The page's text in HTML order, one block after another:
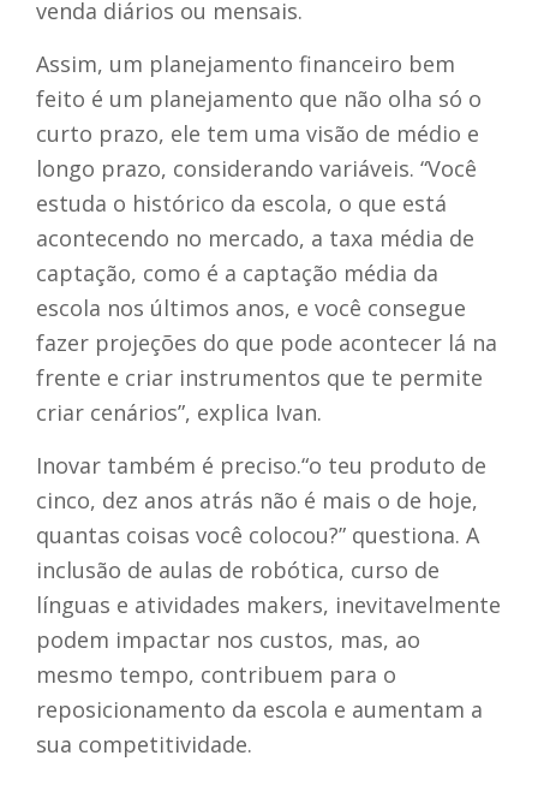
venda diários ou mensais.
Assim, um planejamento financeiro bem
feito é um planejamento que não olha só o
curto prazo, ele tem uma visão de médio e
longo prazo, considerando variáveis. “Você
estuda o histórico da escola, o que está
acontecendo no mercado, a taxa média de
captação, como é a captação média da
escola nos últimos anos, e você consegue
fazer projeções do que pode acontecer lá na
frente e criar instrumentos que te permite
criar cenários”, explica Ivan.
Inovar também é preciso.“o teu produto de
cinco, dez anos atrás não é mais o de hoje,
quantas coisas você colocou?” questiona. A
inclusão de aulas de robótica, curso de
línguas e atividades makers, inevitavelmente
podem impactar nos custos, mas, ao
mesmo tempo, contribuem para o
reposicionamento da escola e aumentam a
sua competitividade.